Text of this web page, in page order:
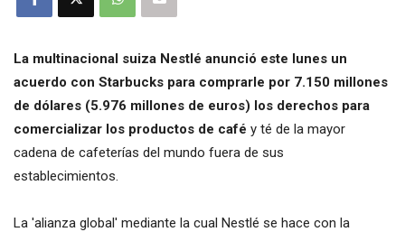
La multinacional suiza Nestlé anunció este lunes un
acuerdo con Starbucks para comprarle por 7.150 millones
de dólares (5.976 millones de euros) los derechos para
comercializar los productos de café y té de la mayor
cadena de cafeterías del mundo fuera de sus
establecimientos.
La 'alianza global' mediante la cual Nestlé se hace con la